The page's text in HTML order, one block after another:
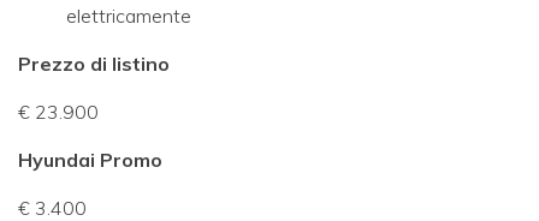
elettricamente
Prezzo di listino
€ 23.900
Hyundai Promo
€ 3.400